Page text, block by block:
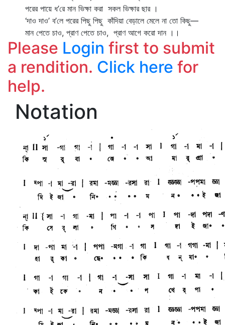
পরের পায়ে ধ’রে মান ভিক্ষা করা সকল ভিক্ষার ছার ।
‘দাও দাও’ ব’লে পরের পিছু পিছু কাঁদিয়া বেড়ালে মেলে না তো কিছু—
মান পেতে চাও, প্রাণ পেতে চাও, প্রাণ আগে করো দান ।।
Please Login first to submit
a rendition. Click here for
help.
Notation